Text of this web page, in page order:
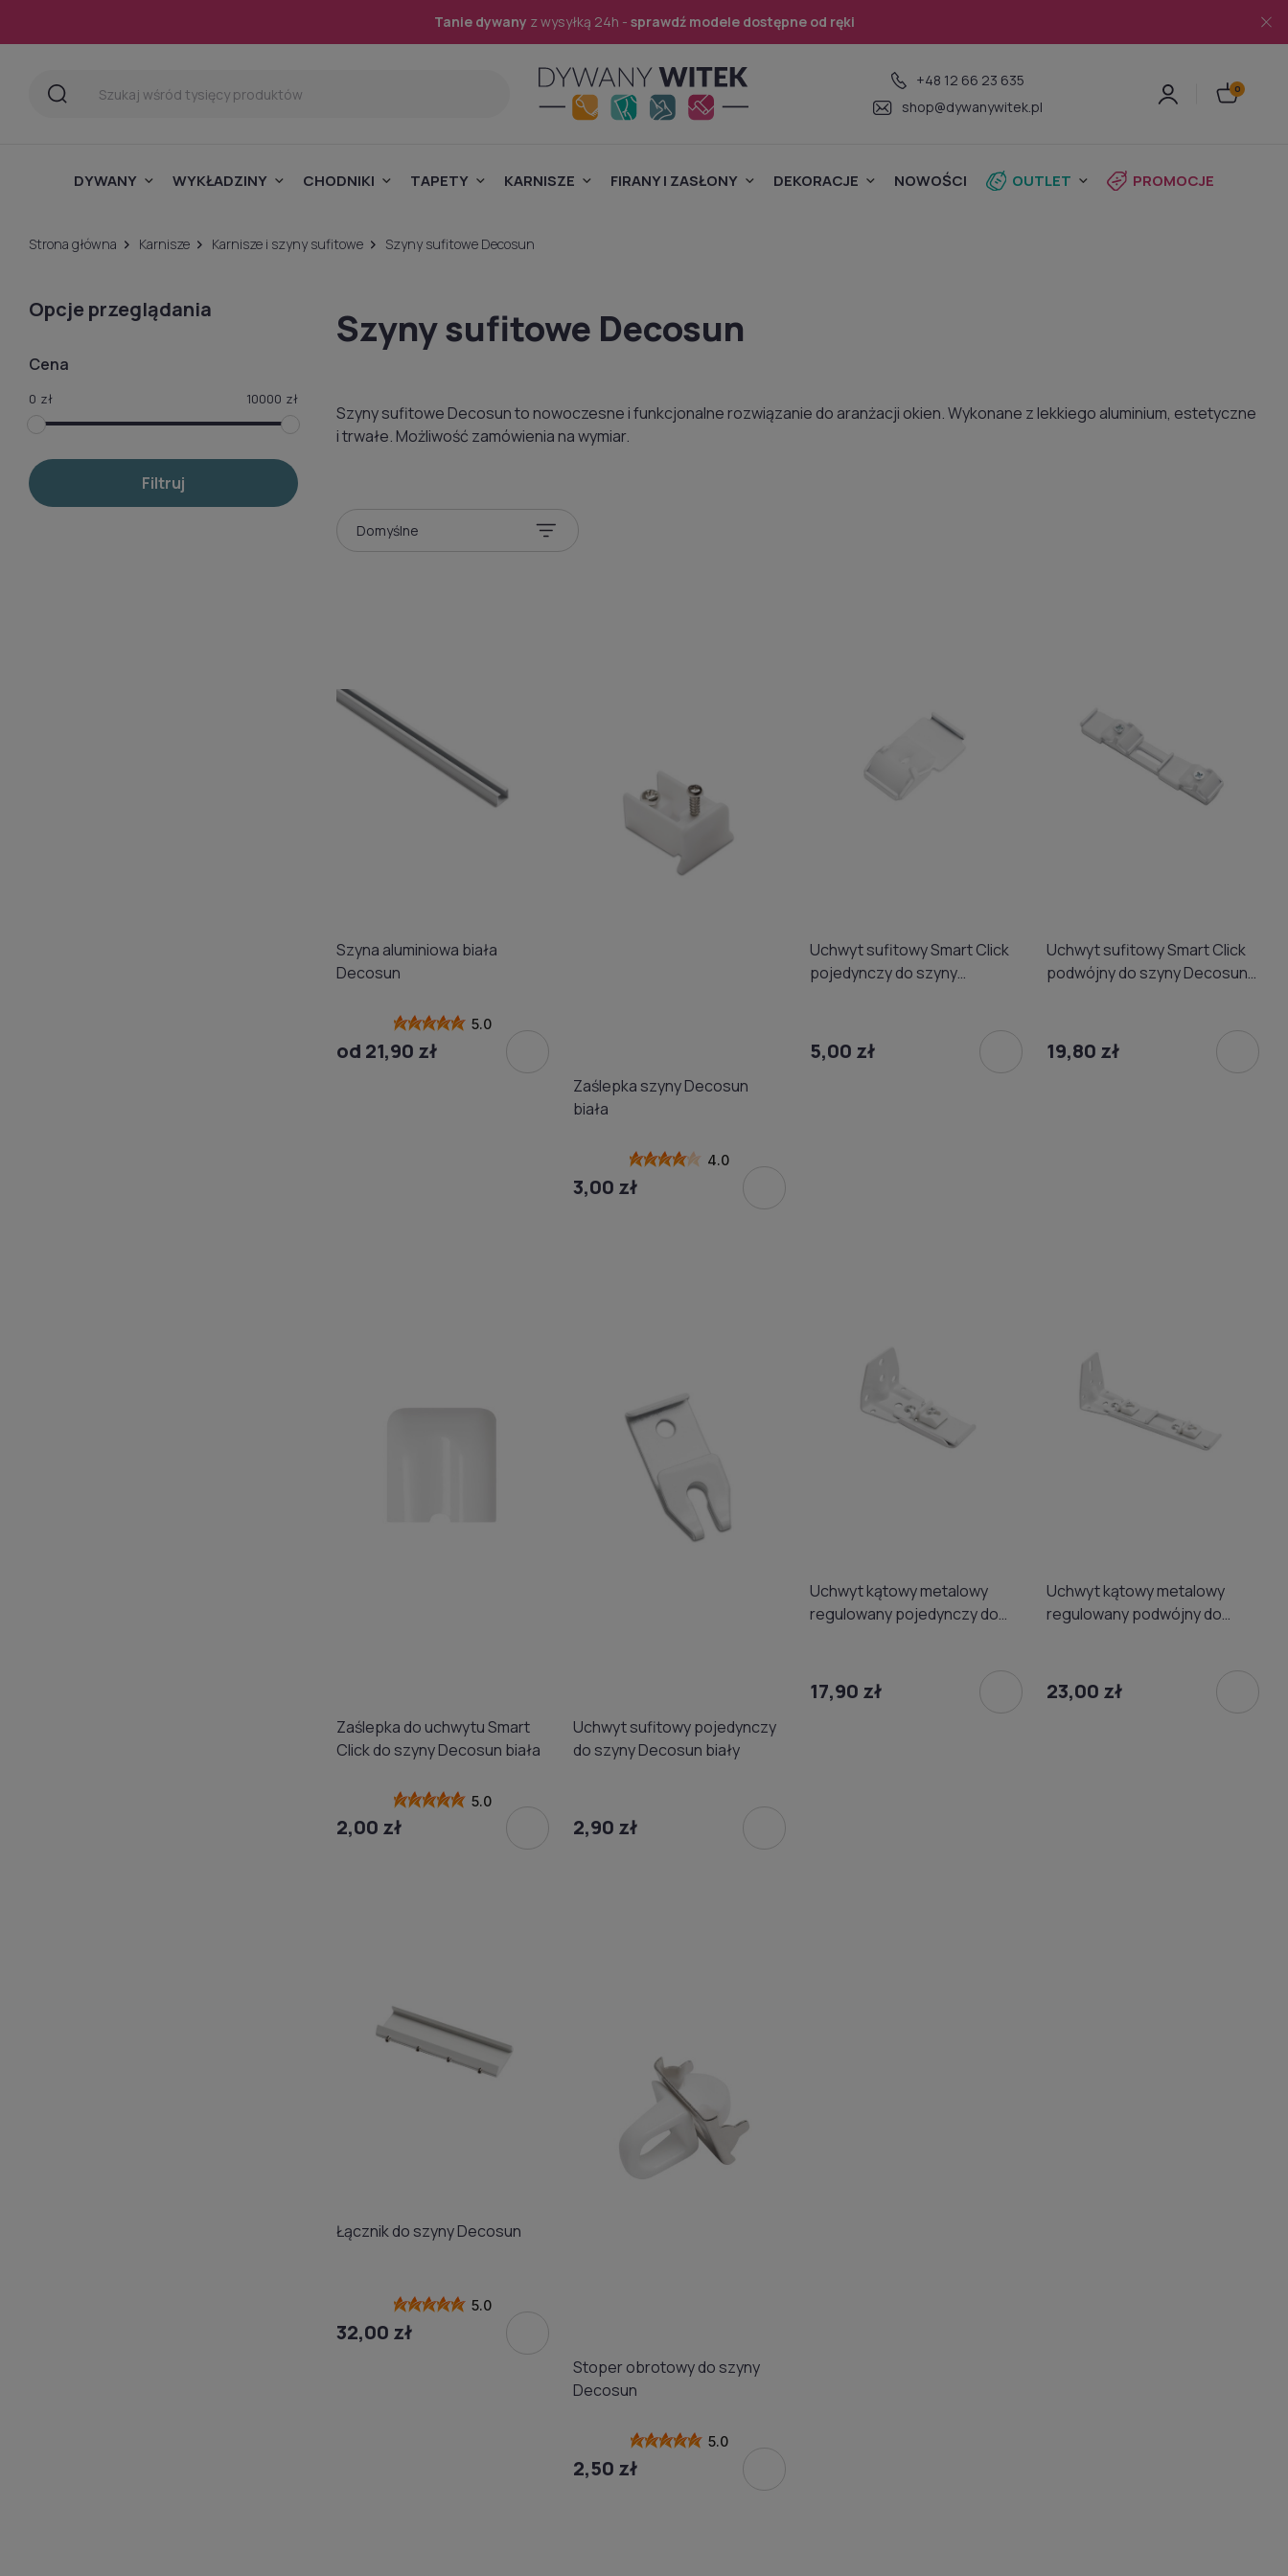
Tanie dywany z wysyłką 24h - sprawdź modele dostępne od ręki
+48 12 66 23 635
shop@dywanywitek.pl
DYWANY WYKŁADZINY CHODNIKI TAPETY KARNISZE FIRANY I ZASŁONY DEKORACJE NOWOŚCI OUTLET PROMOCJE
Strona główna Karnisze Karnisze i szyny sufitowe Szyny sufitowe Decosun
Opcje przeglądania
Cena
0 zł 10000 zł
Filtruj
Szyny sufitowe Decosun
Szyny sufitowe Decosun to nowoczesne i funkcjonalne rozwiązanie do aranżacji okien. Wykonane z lekkiego aluminium, estetyczne
i trwałe. Możliwość zamówienia na wymiar.
Szyna aluminiowa biała
Decosun
5.0
od 21,90 zł
Zaślepka szyny Decosun
biała
4.0
3,00 zł
Uchwyt sufitowy Smart Click
pojedynczy do szyny
5,00 zł
Uchwyt sufitowy Smart Click
podwójny do szyny Decosun
19,80 zł
Zaślepka do uchwytu Smart
Click do szyny Decosun biała
5.0
2,00 zł
Uchwyt sufitowy pojedynczy
do szyny Decosun biały
2,90 zł
Uchwyt kątowy metalowy
regulowany pojedynczy do
17,90 zł
Uchwyt kątowy metalowy
regulowany podwójny do
23,00 zł
Łącznik do szyny Decosun
5.0
32,00 zł
Stoper obrotowy do szyny
Decosun
5.0
2,50 zł